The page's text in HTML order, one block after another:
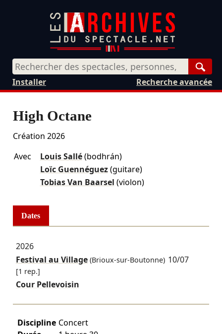
Recherche avancée
Installer
High Octane
Création 2026
Avec
Louis Sallé (bodhrán)
Loïc Guennéguez (guitare)
Tobias Van Baarsel (violon)
Dates
2026
Festival au Village(Brioux-sur-Boutonne) 10/07
[1 rep.]
Cour Pellevoisin
Discipline Concert